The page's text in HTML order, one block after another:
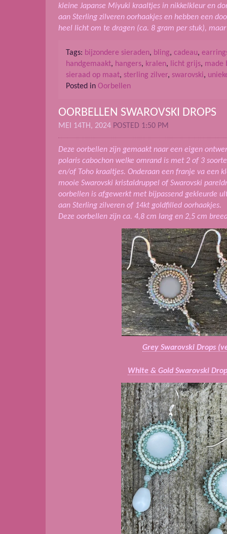
kleine Japanse Miyuki kraaltjes in nikkelkleur en
aan Sterling zilveren oorhaakjes en hebben een
heel licht om te dragen (ca. 8 gram per stuk),
Tags: bijzondere sieraden, bling, cadeau,
handgemaakt, hangers, kralen, licht grijs, made
sieraad op maat, sterling zilver, swarovski,
Posted in Oorbellen
OORBELLEN SWAROVSKI DROPS
MEI 14TH, 2024 POSTED 1:50 PM
Deze oorbellen zijn gemaakt naar een eigen
polaris cabochon welke omrand is met 2 of 3
en/of Toho kraaltjes. Onderaan een franje va een
mooie Swarovski kristaldruppel of Swarovski
oorbellen is afgewerkt met bijpassend gekleurde
aan Sterling zilveren of 14kt goldfilled oorhaakjes.
Deze oorbellen zijn ca. 4,8 cm lang en 2,5 cm
Grey Swarovski Drops
White & Gold Swarovski